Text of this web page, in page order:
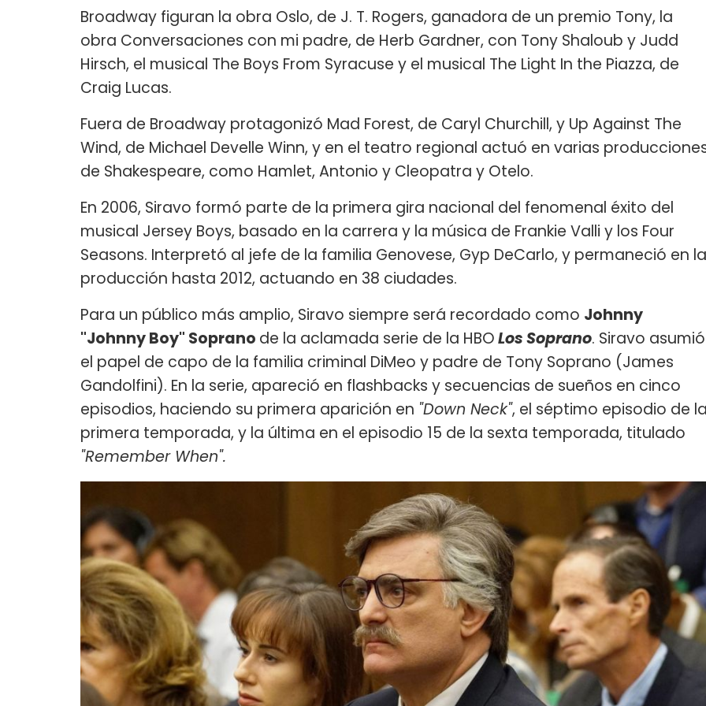
Broadway figuran la obra Oslo, de J. T. Rogers, ganadora de un premio Tony, la
obra Conversaciones con mi padre, de Herb Gardner, con Tony Shaloub y Judd
Hirsch, el musical The Boys From Syracuse y el musical The Light In the Piazza, de
Craig Lucas.
Fuera de Broadway protagonizó Mad Forest, de Caryl Churchill, y Up Against The
Wind, de Michael Develle Winn, y en el teatro regional actuó en varias
de Shakespeare, como Hamlet, Antonio y Cleopatra y Otelo.
En 2006, Siravo formó parte de la primera gira nacional del fenomenal éxito del
musical Jersey Boys, basado en la carrera y la música de Frankie Valli y los Four
Seasons. Interpretó al jefe de la familia Genovese, Gyp DeCarlo, y permaneció en la
producción hasta 2012, actuando en 38 ciudades.
Para un público más amplio, Siravo siempre será recordado como Johnny
"Johnny Boy" Soprano de la aclamada serie de la HBOLos Soprano. Siravo asumió
el papel de capo de la familia criminal DiMeo y padre de Tony Soprano (James
Gandolfini). En la serie, apareció en flashbacks y secuencias de sueños en cinco
episodios, haciendo su primera aparición en "Down Neck", el séptimo episodio de
primera temporada, y la última en el episodio 15 de la sexta temporada, titulado
"Remember When".